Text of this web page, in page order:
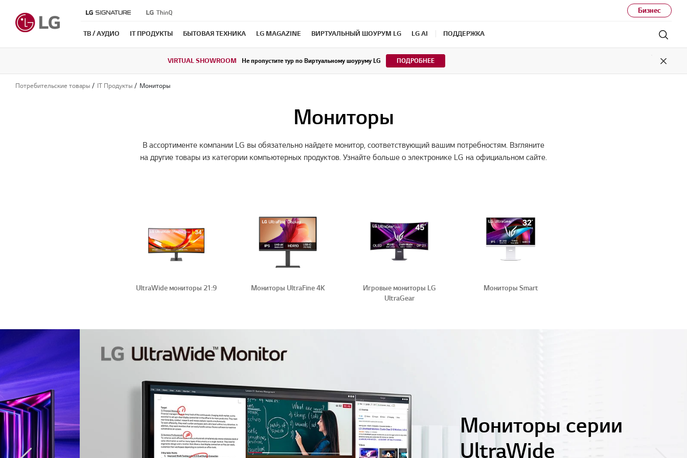
Бизнес
ТВ / АУДИО IT ПРОДУКТЫ БЫТОВАЯ ТЕХНИКА LG MAGAZINE ВИРТУАЛЬНЫЙ ШОУРУМ LG LG AI ПОДДЕРЖКА
VIRTUAL SHOWROOM Не пропустите тур по Виртуальному шоуруму LG ПОДРОБНЕЕ
Close
Потребительские товары IT Продукты Мониторы
Мониторы
В ассортименте компании LG вы обязательно найдете монитор, соответствующий вашим потребностям. Взгляните
на другие товары из категории компьютерных продуктов. Узнайте больше о электронике LG на официальном сайте.
UltraWide мониторы 21:9 Мониторы UltraFine 4K
Игровые мониторы LG
UltraGear
Мониторы Smart
Мониторы серии
UltraWide